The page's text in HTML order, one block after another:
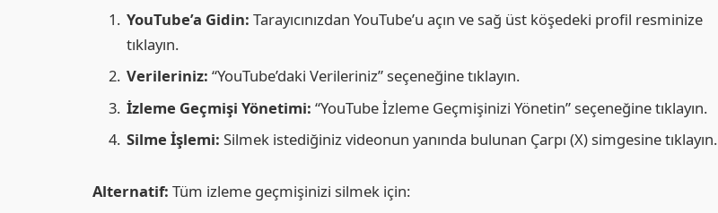
YouTube’a Gidin: Tarayıcınızdan YouTube’u açın ve sağ üst köşedeki profil resminize
tıklayın.
Verileriniz: “YouTube’daki Verileriniz” seçeneğine tıklayın.
İzleme Geçmişi Yönetimi: “YouTube İzleme Geçmişinizi Yönetin” seçeneğine tıklayın.
Silme İşlemi: Silmek istediğiniz videonun yanında bulunan Çarpı (X) simgesine tıklayın.
Alternatif: Tüm izleme geçmişinizi silmek için: